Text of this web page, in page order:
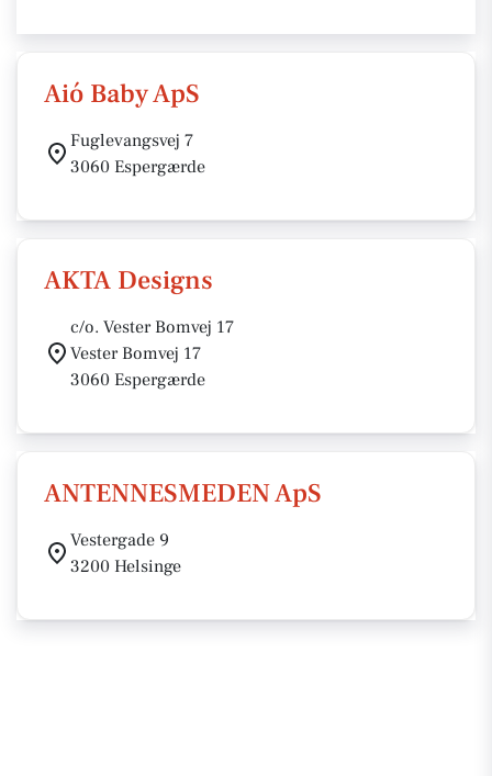
Aió Baby ApS
Fuglevangsvej 7
3060 Espergærde
AKTA Designs
c/o. Vester Bomvej 17
Vester Bomvej 17
3060 Espergærde
ANTENNESMEDEN ApS
Vestergade 9
3200 Helsinge